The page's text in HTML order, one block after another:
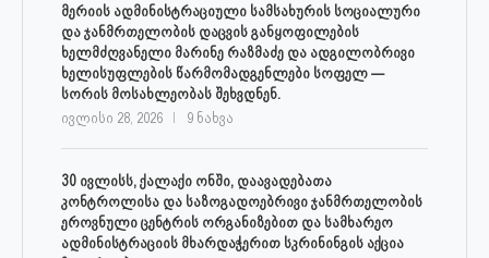
მერიის ადმინისტრაციული სამსახურის სოციალური
და ჯანმრთელობის დაცვის განყოფილების
ხელმძღვანელი მარინე რაზმაძე და ადგილობრივი
ხელისუფლების წარმომადგენლები სოფელ —
სორის მოსახლეობას შეხვდნენ.
ივლისი 28, 2026 9 ნახვა
30 ივლისს, ქალაქი ონში, დაავადებათა
კონტროლისა და საზოგადოებრივი ჯანმრთელობის
ეროვნული ცენტრის ორგანიზებით და სამხარეო
ადმინისტრაციის მხარდაჭერით სკრინინგის აქცია